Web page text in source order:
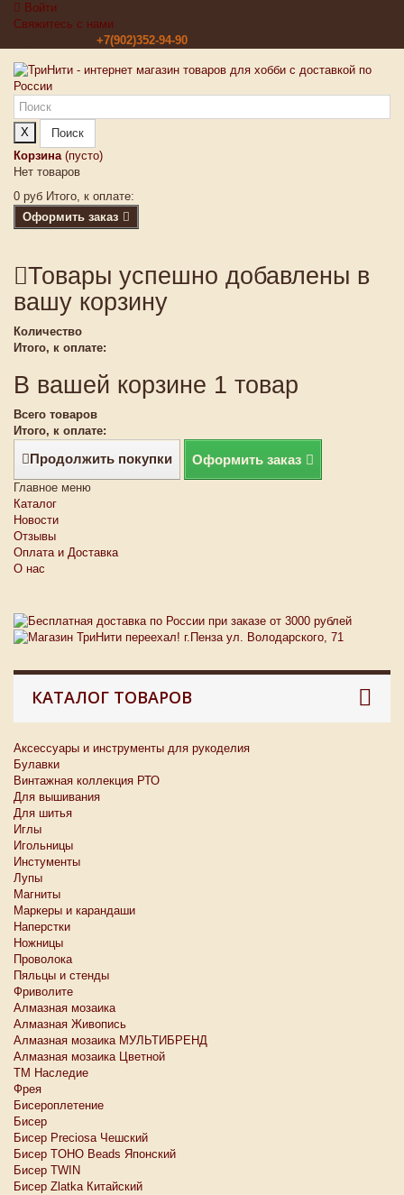
Войти
Свяжитесь с нами
+7(902)352-94-90
X
Поиск
Корзина (пусто)
Нет товаров
0 руб Итого, к оплате:
Оформить заказ
Товары успешно добавлены в
вашу корзину
Количество
Итого, к оплате:
В вашей корзине 1 товар
Всего товаров
Итого, к оплате:
Продолжить покупки Оформить заказ
Главное меню
Каталог
Новости
Отзывы
Оплата и Доставка
О нас
КАТАЛОГ ТОВАРОВ
Аксессуары и инструменты для рукоделия
Булавки
Винтажная коллекция РТО
Для вышивания
Для шитья
Иглы
Игольницы
Инстументы
Лупы
Магниты
Маркеры и карандаши
Наперстки
Ножницы
Проволока
Пяльцы и стенды
Фриволите
Алмазная мозаика
Алмазная Живопись
Алмазная мозаика МУЛЬТИБРЕНД
Алмазная мозаика Цветной
ТМ Наследие
Фрея
Бисероплетение
Бисер
Бисер Preciosa Чешский
Бисер TOHO Beads Японский
Бисер TWIN
Бисер Zlatka Китайский